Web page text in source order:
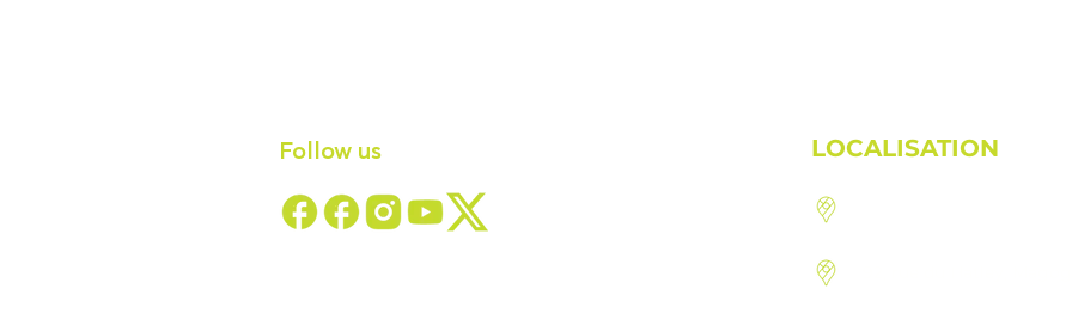
Follow us LOCALISATION